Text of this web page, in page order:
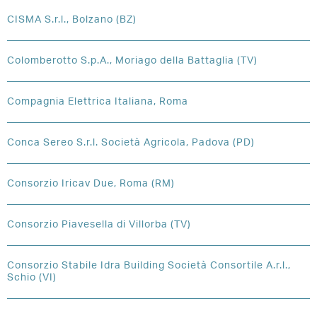
CISMA S.r.l., Bolzano (BZ)
Colomberotto S.p.A., Moriago della Battaglia (TV)
Compagnia Elettrica Italiana, Roma
Conca Sereo S.r.l. Società Agricola, Padova (PD)
Consorzio Iricav Due, Roma (RM)
Consorzio Piavesella di Villorba (TV)
Consorzio Stabile Idra Building Società Consortile A.r.l.,
Schio (VI)